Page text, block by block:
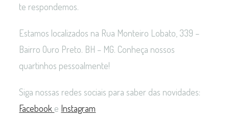
te respondemos.
Estamos localizados na Rua Monteiro Lobato, 339 –
Bairro Ouro Preto. BH – MG. Conheça nossos
quartinhos pessoalmente!
Siga nossas redes sociais para saber das novidades:
Facebook e Instagram